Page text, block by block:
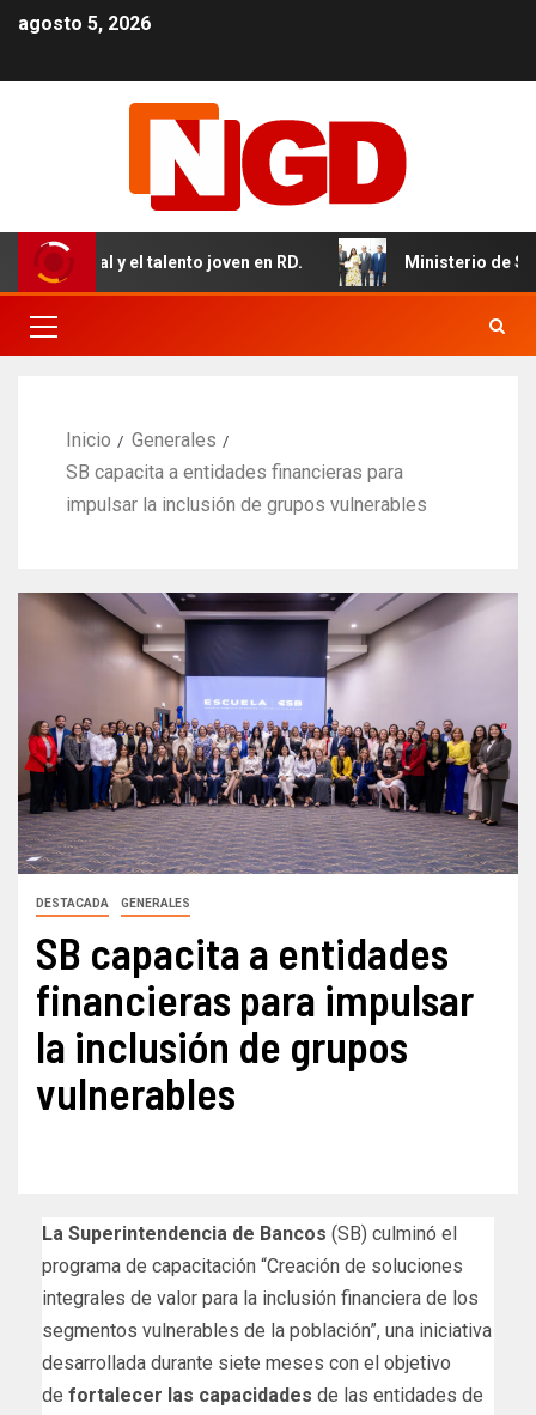
agosto 5, 2026
y el talento joven en RD. Ministerio de Salud
Inicio
Generales
SB capacita a entidades financieras para
impulsar la inclusión de grupos vulnerables
DESTACADA GENERALES
SB capacita a entidades
financieras para impulsar
la inclusión de grupos
vulnerables
La Superintendencia de Bancos (SB) culminó el
programa de capacitación “Creación de soluciones
integrales de valor para la inclusión financiera de los
segmentos vulnerables de la población”, una iniciativa
desarrollada durante siete meses con el objetivo
de fortalecer las capacidades de las entidades de